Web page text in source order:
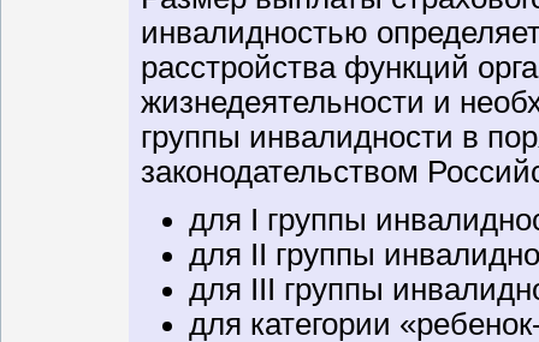
инвалидностью
расстройства функций
жизнедеятельности и
группы инвалидности в
законодательством
для I группы
для II группы
для III группы
для категории